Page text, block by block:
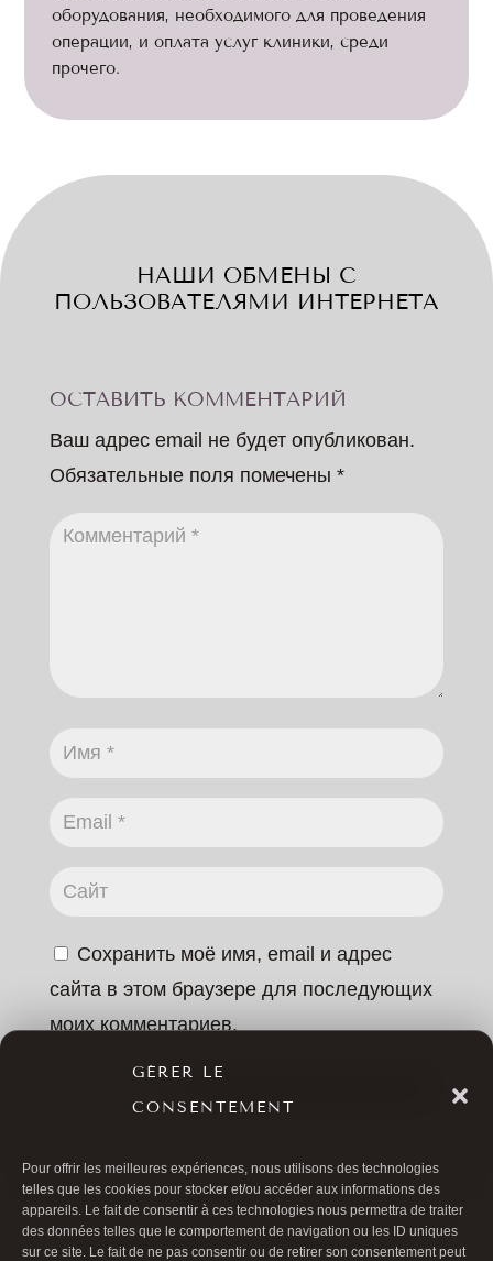
GÉRER LE
CONSENTEMENT
Pour offrir les meilleures expériences, nous utilisons des technologies
telles que les cookies pour stocker et/ou accéder aux informations des
appareils. Le fait de consentir à ces technologies nous permettra de traiter
des données telles que le comportement de navigation ou les ID uniques
sur ce site. Le fait de ne pas consentir ou de retirer son consentement peut
оборудования, необходимого для проведения
операции, и оплата услуг клиники, среди
прочего.
НАШИ ОБМЕНЫ С
ПОЛЬЗОВАТЕЛЯМИ ИНТЕРНЕТА
ОСТАВИТЬ КОММЕНТАРИЙ
Ваш адрес email не будет опубликован.
Обязательные поля помечены *
Сохранить моё имя, email и адрес
сайта в этом браузере для последующих
моих комментариев.